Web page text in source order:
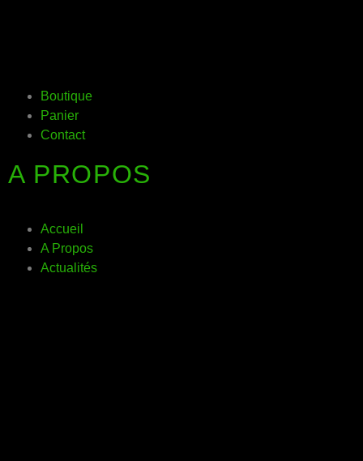
Boutique
Panier
Contact
A PROPOS
Accueil
A Propos
Actualités